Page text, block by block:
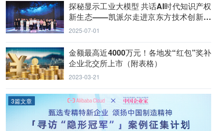
探秘显示工业大模型 共话AI时代知识产权
新生态——凯派尔走进京东方技术创新中
心
2025-07-01
金额最高近4000万元！各地发“红包”奖补
企业北交所上市（附表格）
2023-03-21
3篇文章